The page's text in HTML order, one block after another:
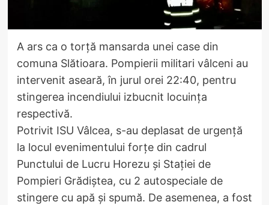
A ars ca o torță mansarda unei case din
comuna Slătioara. Pompierii militari vâlceni au
intervenit aseară, în jurul orei 22:40, pentru
stingerea incendiului izbucnit locuința
respectivă.
Potrivit ISU Vâlcea, s-au deplasat de urgență
la locul evenimentului forțe din cadrul
Punctului de Lucru Horezu și Stației de
Pompieri Grădiștea, cu 2 autospeciale de
stingere cu apă și spumă. De asemenea, a fost